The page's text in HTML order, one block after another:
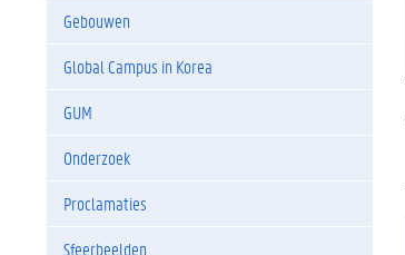
Gebouwen
Global Campus in Korea
GUM
Onderzoek
Proclamaties
Sfeerbeelden